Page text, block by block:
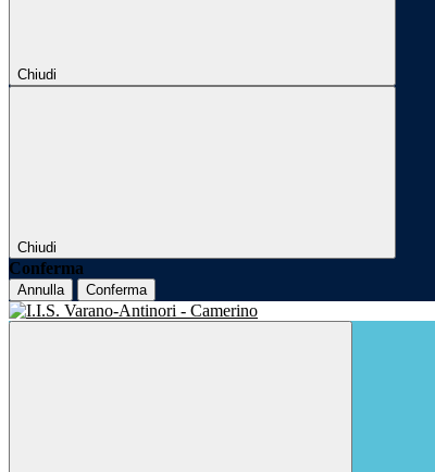
Chiudi
Chiudi
Conferma
Annulla Conferma